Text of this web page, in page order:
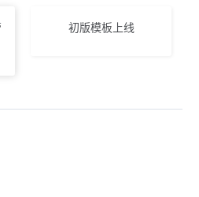
初版模板上线